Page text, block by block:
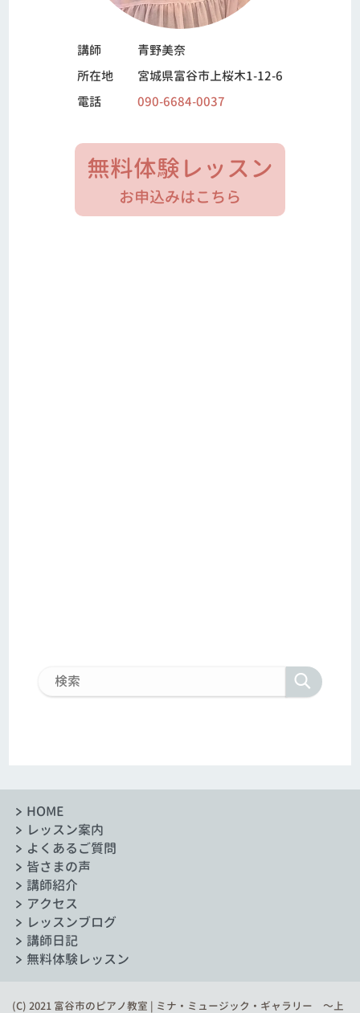
講師
青野美奈
所在地
宮城県富谷市上桜木1-12-6
電話
090-6684-0037
無料体験レッスン
お申込みはこちら
HOME
レッスン案内
よくあるご質問
皆さまの声
講師紹介
アクセス
レッスンブログ
講師日記
無料体験レッスン
(C) 2021 富谷市のピアノ教室 | ミナ・ミュージック・ギャラリー ～上